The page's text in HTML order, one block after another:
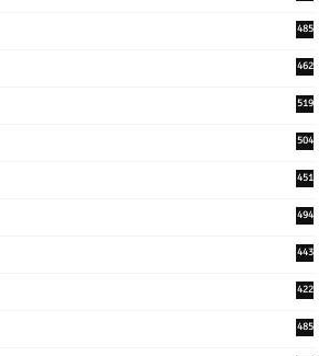
485
462
519
504
451
494
443
422
485